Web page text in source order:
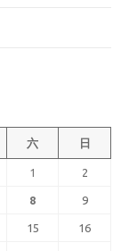
六 日
1 2
8 9
15 16